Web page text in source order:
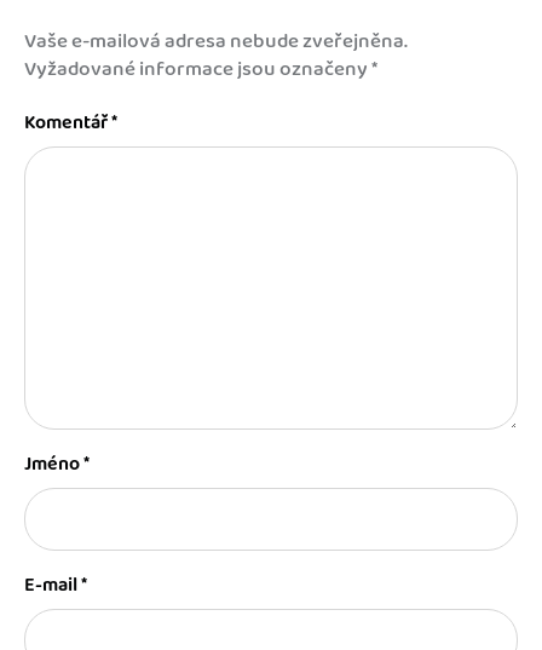
Vaše e-mailová adresa nebude zveřejněna.
Vyžadované informace jsou označeny*
Komentář*
Jméno*
E-mail*